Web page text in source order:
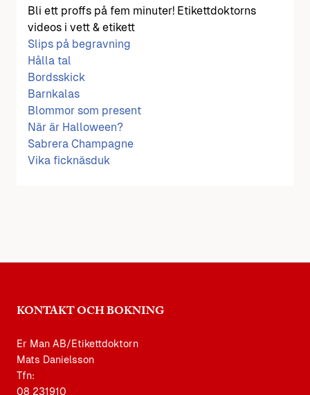
Bli ett proffs på fem minuter! Etikettdoktorns
videos i vett & etikett
Slips på begravning
Hålla tal
Bordsskick
Barnkalas
Blommor som present
När är Halloween?
Sabrera Champagne
Vika ficknäsduk
KONTAKT OCH BOKNING
Er Man AB/Etikettdoktorn
Mats Danielsson
Tfn:
08 231910